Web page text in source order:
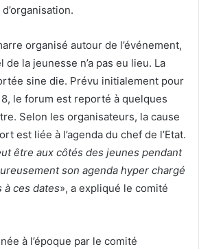
organisé autour de l’événement,
la jeunesse n’a pas eu lieu. La
sine die. Prévu initialement pour
le forum est reporté à quelques
Selon les organisateurs, la cause
est liée à l’agenda du chef de l’Etat.
être aux côtés des jeunes pendant
son agenda hyper chargé
ces dates», a expliqué le comité
à l’époque par le comité